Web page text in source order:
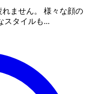
ません。 様々な顔の
スタイルも...